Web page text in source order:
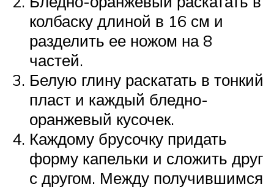
колбаску длиной в 16 см и
разделить ее ножом на 8
частей.
Белую глину раскатать в тонкий
пласт и каждый бледно-
оранжевый кусочек.
Каждому брусочку придать
форму капельки и сложить друг
с другом. Между получившимся